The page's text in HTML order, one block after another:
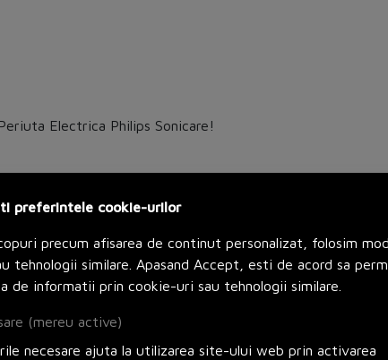
Electrica Philips Sonicare!
de la Chorus in perioada 01 iunie – 31 iulie
(fara TVA), care contine produse eligibile (Anexa
Electrica Philips Sonicare, cu autonomie de pana la
functie SmartTimer de 2 minute.
preferintele cookie-urilor
precum afisarea de continut personalizat, folosim
tehnologii similare. Apasand Accept, esti de acord sa
de informatii prin cookie-uri sau tehnologii similare.
(mereu active)
necesare ajuta la utilizarea site-ului web prin activarea